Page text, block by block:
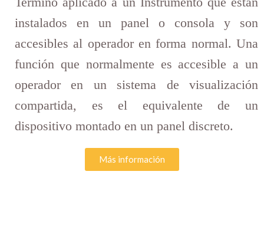
instalados en un panel o consola y son
accesibles al operador en forma normal. Una
función que normalmente es accesible a un
operador en un sistema de visualización
compartida, es el equivalente de un
dispositivo montado en un panel discreto.
Más información